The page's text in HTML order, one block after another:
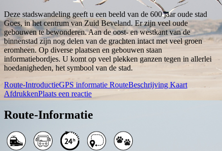
Deze stadswandeling geeft u een beeld van de 600 jaar oude stad
Goes, in het centrum van Zuid Beveland. Er zijn veel oude
gebouwen te bewonderen. Aan de oost- en westkant van de
binnenstad zijn nog delen van de grachten intact met veel groen
eromheen. Op diverse plaatsen en gebouwen staan
informatiebordjes. U komt op veel plekken ganzen tegen in allerlei
hoedanigheden, het symbool van de stad.
Route-IntroductieGPS informatie RouteBeschrijving Kaart
AfdrukkenPlaats een reactie
Route-Informatie